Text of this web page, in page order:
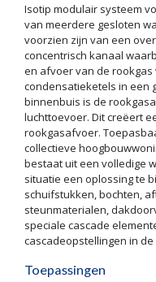
Isotip modulair systeem
van meerdere gesloten
voorzien zijn van een
concentrisch kanaal
en afvoer van de
condensatieketels in een
binnenbuis is de
luchttoevoer. Dit creëert
rookgasafvoer.
collectieve
bestaat uit een volledige
situatie een oplossing te
schuifstukken, bochten,
steunmaterialen,
speciale cascade
cascadeopstellingen in
Toepassingen